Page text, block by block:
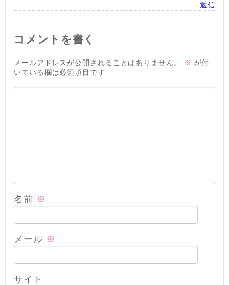
返信
コメントを書く
メールアドレスが公開されることはありません。 ※ が付
いている欄は必須項目です
名前 ※
メール ※
サイト